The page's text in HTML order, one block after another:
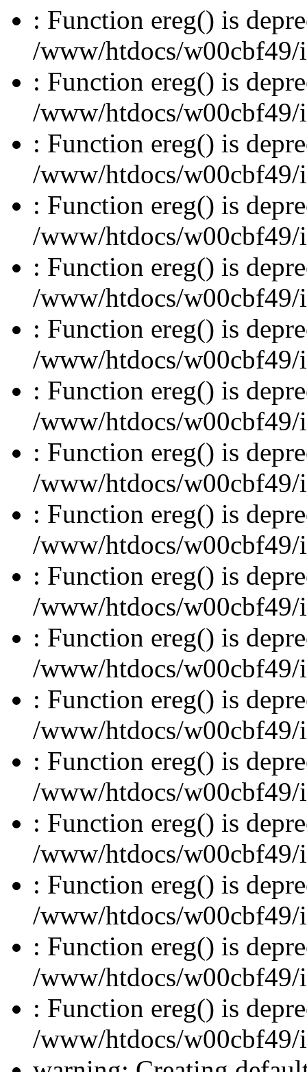
: Function ereg() is
/www/htdocs/
: Function ereg() is
/www/htdocs/
: Function ereg() is
/www/htdocs/
: Function ereg() is
/www/htdocs/
: Function ereg() is
/www/htdocs/
: Function ereg() is
/www/htdocs/
: Function ereg() is
/www/htdocs/
: Function ereg() is
/www/htdocs/
: Function ereg() is
/www/htdocs/
: Function ereg() is
/www/htdocs/
: Function ereg() is
/www/htdocs/
: Function ereg() is
/www/htdocs/
: Function ereg() is
/www/htdocs/
: Function ereg() is
/www/htdocs/
: Function ereg() is
/www/htdocs/
: Function ereg() is
/www/htdocs/
: Function ereg() is
/www/htdocs/